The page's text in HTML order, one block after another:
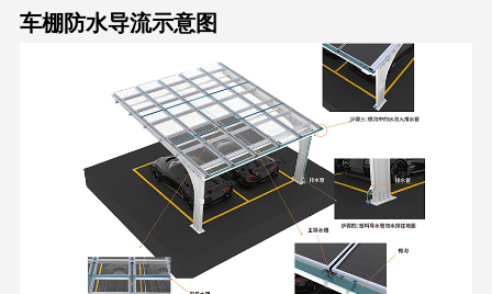
车棚防水导流示意图